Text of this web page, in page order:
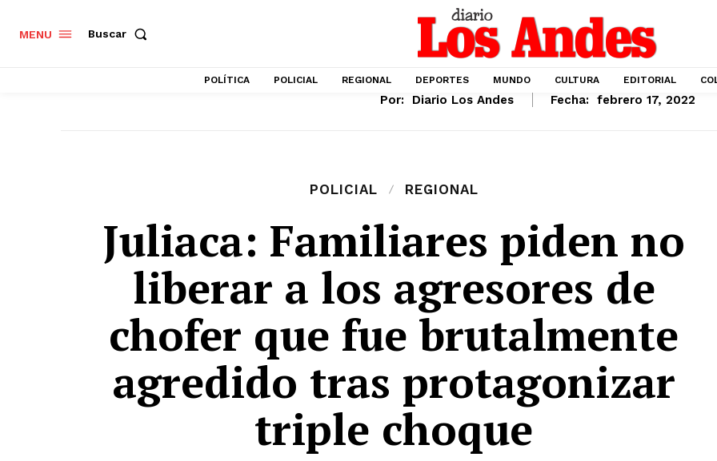
MENU Buscar
POLÍTICA POLICIAL REGIONAL DEPORTES MUNDO CULTURA EDITORIAL
Por: Diario Los Andes Fecha: febrero 17, 2022
POLICIAL REGIONAL
Juliaca: Familiares piden no
liberar a los agresores de
chofer que fue brutalmente
agredido tras protagonizar
triple choque